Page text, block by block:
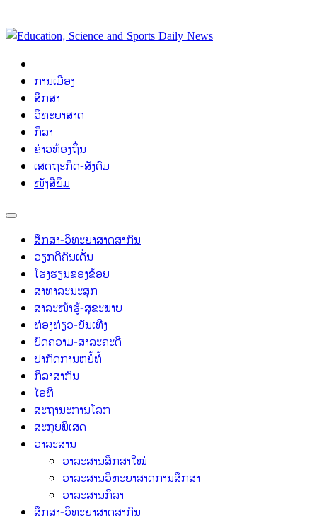
ການເມືອງ
ສຶກສາ
ວິທະຍາສາດ
ກິລາ
ຂ່າວທ້ອງຖິ່ນ
ເສດຖະກິດ-ສັງຄົມ
ໜັງສືພິມ
ສຶກສາ-ວິທະຍາສາດສາກົນ
ວຽກດີຄົນເດັ່ນ
ໂຮງຮຽນຂອງຂ້ອຍ
ສາທາລະນະສຸກ
ສາລະໜ້າຮູ້-ສຸຂະພາບ
ທ່ອງທ່ຽວ-ບັນເທີງ
ບົດຄວາມ-ສາລະຄະດີ
ປາກົດການຫຍໍ້ທໍ້
ກິລາສາກົນ
ໄອທີ
ສະຖານະການໂລກ
ສະກຸບພິເສດ
ວາລະສານ
ວາລະສານສຶກສາໃໝ່
ວາລະສານວິທະຍາສາດການສຶກສາ
ວາລະສານກິລາ
ສຶກສາ-ວິທະຍາສາດສາກົນ